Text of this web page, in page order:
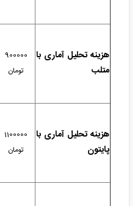
هزینه تحلیل آماری با
متلب
900000
تومان
هزینه تحلیل آماری با
پایتون
1100000
تومان